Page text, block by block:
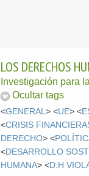
LOS DERECHOS
Investigación para
Ocultar tags
<GENERAL> <UE> <
<CRISIS
DERECHO> <
<DESARROLLO
HUMANA> <D.H